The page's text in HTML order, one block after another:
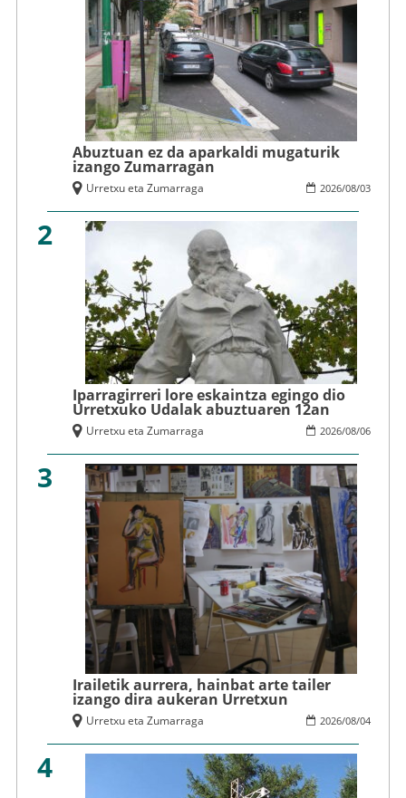
Abuztuan ez da aparkaldi mugaturik
izango Zumarragan
2026/08/03
Urretxu eta Zumarraga
2
Iparragirreri lore eskaintza egingo dio
Urretxuko Udalak abuztuaren 12an
2026/08/06
Urretxu eta Zumarraga
3
Irailetik aurrera, hainbat arte tailer
izango dira aukeran Urretxun
2026/08/04
Urretxu eta Zumarraga
4